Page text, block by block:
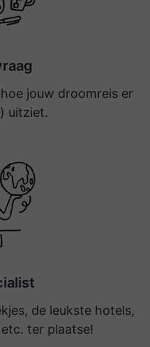
en
Namaste
gids en chauffeur
goed
geïnteresseerd.
overal naar toe
Veilig,
en
georganiseerd
genieten..
direct een
Dat is
de reis waren
jouw droomreis er
uitziet.
de leukste hotels,
ter plaatse!